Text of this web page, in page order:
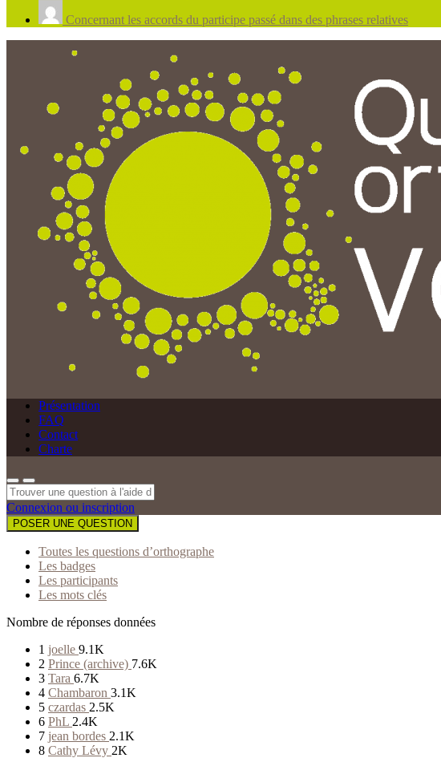
Concernant les accords du participe passé dans des phrases relatives
Présentation
FAQ
Contact
Charte
Connexion ou inscription
POSER UNE QUESTION
Toutes les questions d’orthographe
Les badges
Les participants
Les mots clés
Nombre de réponses données
1 joelle 9.1K
2 Prince (archive) 7.6K
3 Tara 6.7K
4 Chambaron 3.1K
5 czardas 2.5K
6 PhL 2.4K
7 jean bordes 2.1K
8 Cathy Lévy 2K